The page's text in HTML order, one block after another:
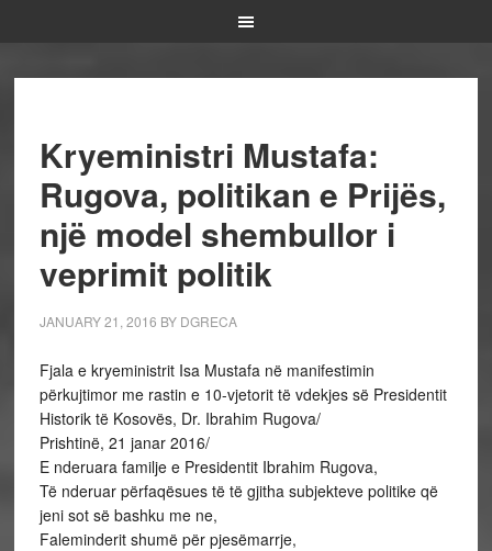
Kryeministri Mustafa:
Rugova, politikan e Prijës,
një model shembullor i
veprimit politik
JANUARY 21, 2016 BY DGRECA
Fjala e kryeministrit Isa Mustafa në manifestimin
përkujtimor me rastin e 10-vjetorit të vdekjes së Presidentit
Historik të Kosovës, Dr. Ibrahim Rugova/
Prishtinë, 21 janar 2016/
E nderuara familje e Presidentit Ibrahim Rugova,
Të nderuar përfaqësues të të gjitha subjekteve politike që
jeni sot së bashku me ne,
Faleminderit shumë për pjesëmarrje,